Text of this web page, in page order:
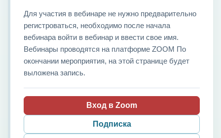
Для участия в вебинаре не нужно предварительно
регистроваться, необходимо после начала
вебинара войти в вебинар и ввести свое имя.
Вебинары проводятся на платформе ZOOM По
окончании мероприятия, на этой странице будет
выложена запись.
Вход в Zoom
Подписка